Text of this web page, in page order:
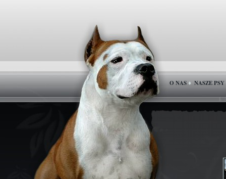
O NAS ♦ NASZE PSY